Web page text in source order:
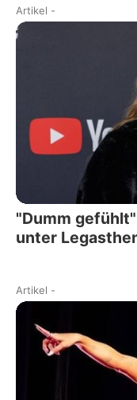
Artikel -
"Dumm
unter
Artikel -